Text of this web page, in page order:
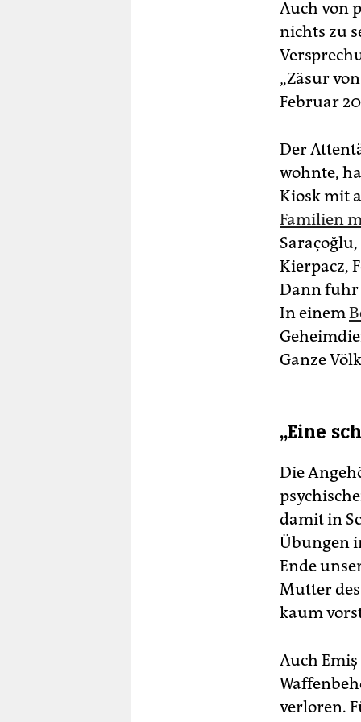
Auch von
nichts zu
„Zäsur
Februar
Der
wohnte,
Kiosk mit
Familien
Kierpacz,
Dann fuhr
In einem
Ganze
„Eine
Die
damit in
Übungen
Ende
Mutter
kaum
Auch
verloren.